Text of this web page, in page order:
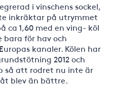
i vinschens sockel,
inkräktar på utrymmet
ca 1,60 med en ving- köl
för hav och
kanaler. Kölen har
2012 och
så att rodret nu inte är
blev än bättre.